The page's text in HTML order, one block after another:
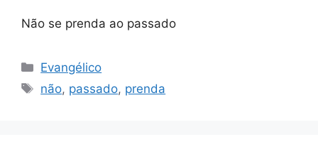
Não se prenda ao passado
Categorias
Evangélico
Tags
não, passado, prenda